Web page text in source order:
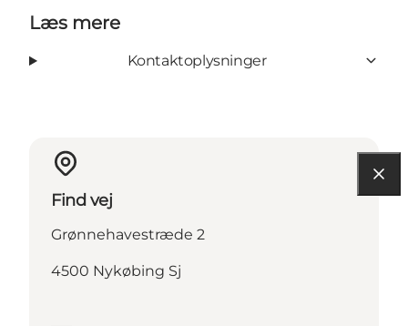
Læs mere
Kontaktoplysninger
Find vej
Grønnehavestræde 2
4500 Nykøbing Sj